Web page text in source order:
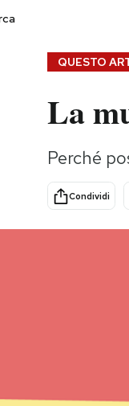
Consumismi
Storie/Idee
Ok Boomer!
QUESTO
La
Perché
Condividi